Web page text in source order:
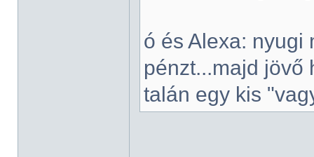
ó és Alexa: nyugi
pénzt...majd
talán egy kis